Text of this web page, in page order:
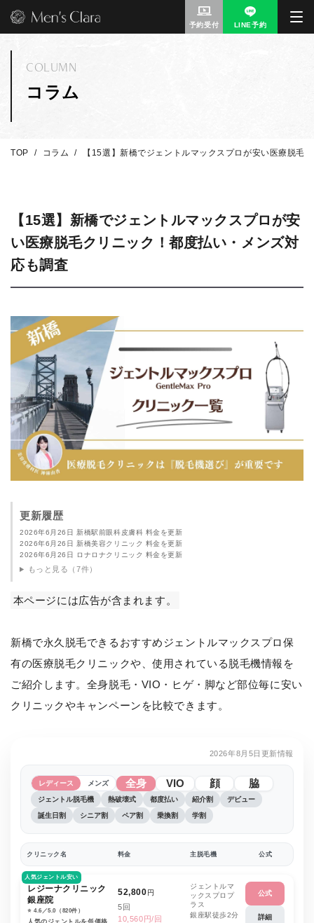
予約受付 LINE予約
コラム
COLUMN
TOP コラム 【15選】新橋でジェントルマックスプロが安い医療脱毛
【15選】新橋でジェントルマックスプロが安
い医療脱毛クリニック！都度払い・メンズ対
応も調査
更新履歴
2026年6月26日 新橋駅前眼科皮膚科 料金を更新
2026年6月26日 新橋美容クリニック 料金を更新
2026年6月26日 ロナロナクリニック 料金を更新
もっと見る（7件）
本ページには広告が含まれます。
新橋で永久脱毛できるおすすめジェントルマックスプロ保
有の医療脱毛クリニックや、使用されている脱毛機情報を
ご紹介します。全身脱毛・VIO・ヒゲ・脚など部位毎に安い
クリニックやキャンペーンを比較できます。
2026年8月5日更新情報
レディース メンズ 全身 VIO 顔 脇
ジェントル脱毛機 熱破壊式 都度払い 紹介割 デビュー
誕生日割 シニア割 ペア割 乗換割 学割
クリニック名 料金 主脱毛機 公式
人気ジェントル安い
レジーナクリニック
銀座院
⭐️ 4.6／5.0（820件）
52,800円
5回
10,560円/回
ジェントルマ
ックスプロプ
ラス
銀座駅徒歩2分
公式
詳細